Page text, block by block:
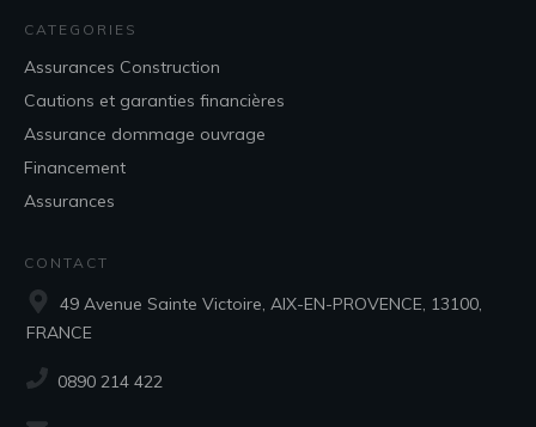
CATEGORIES
Assurances Construction
Cautions et garanties financières
Assurance dommage ouvrage
Financement
Assurances
CONTACT
49 Avenue Sainte Victoire, AIX-EN-PROVENCE, 13100,
FRANCE
‭0890 214 422‬